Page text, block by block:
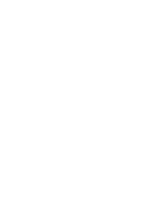
zu gewährleisten!